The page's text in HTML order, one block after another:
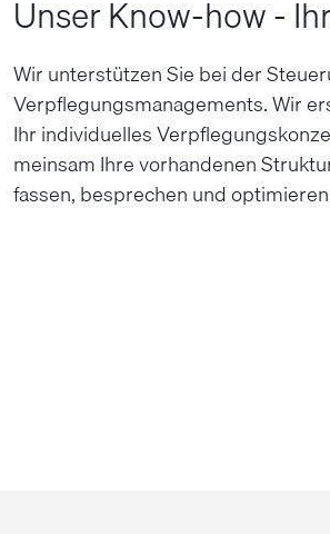
Unser Know-how -
Wir unter­stützen Sie bei der
Verpflegungs­managements. Wir
Ihr indivi­duelles
meinsam Ihre vor­handenen
fassen, be­sprechen und